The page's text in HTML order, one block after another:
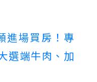
進場買房！專
選端牛肉、加